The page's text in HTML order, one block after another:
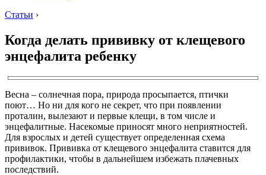
Статьи ›
Когда делать прививку от клещевого
энцефалита ребенку
Весна – солнечная пора, природа просыпается, птички
поют… Но ни для кого не секрет, что при появлении
проталин, вылезают и первые клещи, в том числе и
энцефалитные. Насекомые приносят много неприятностей.
Для взрослых и детей существует определенная схема
прививок. Прививка от клещевого энцефалита ставится для
профилактики, чтобы в дальнейшем избежать плачевных
последствий.